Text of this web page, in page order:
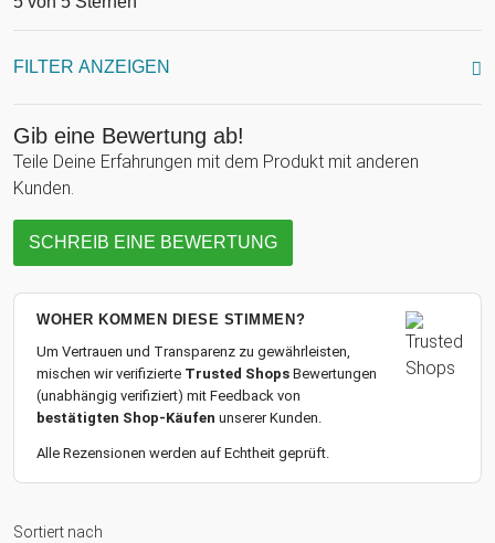
FILTER ANZEIGEN
Gib eine Bewertung ab!
Teile Deine Erfahrungen mit dem Produkt mit anderen
Kunden.
SCHREIB EINE BEWERTUNG
WOHER KOMMEN DIESE STIMMEN?
Um Vertrauen und Transparenz zu gewährleisten,
mischen wir verifizierte Trusted Shops Bewertungen
(unabhängig verifiziert) mit Feedback von
bestätigten Shop-Käufen unserer Kunden.
Alle Rezensionen werden auf Echtheit geprüft.
Sortiert nach